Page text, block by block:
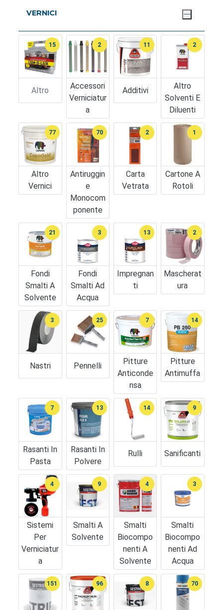
VERNICI
Altro
15
Accessori
Verniciatur
A
2
Additivi
11
Altro
Solventi E
Diluenti
2
Altro
Vernici
77
Antiruggin
E
Monocom
Ponente
70
Carta
Vetrata
2
Cartone A
Rotoli
1
Fondi
Smalti A
Solvente
21
Fondi
Smalti Ad
Acqua
3
Impregnan
Ti
13
Mascherat
Ura
2
Nastri
3
Pennelli
25
Pitture
Anticonde
Nsa
7
Pitture
Antimuffa
14
Rasanti In
Pasta
7
Rasanti In
Polvere
13
Rulli
14
Sanificanti
9
Sistemi
Per
Verniciatur
A
4
Smalti A
Solvente
9
Smalti
Biocompo
Nenti A
Solvente
4
Smalti
Biocompo
Nenti Ad
Acqua
3
151 96 8 70